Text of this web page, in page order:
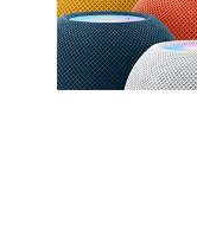
图库